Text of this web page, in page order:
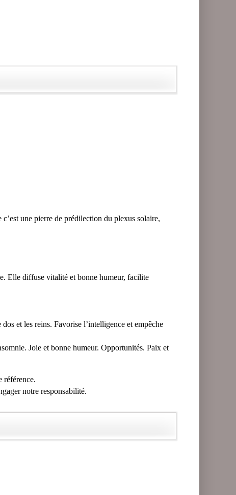
une pierre de prédilection du plexus solaire,
Elle diffuse vitalité et bonne humeur, facilite
et les reins. Favorise l’intelligence et empêche
Joie et bonne humeur. Opportunités. Paix et
référence.
notre responsabilité.